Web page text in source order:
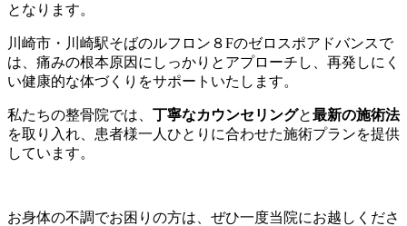
となります。
川崎市・川崎駅そばのルフロン８Fのゼロスポアドバンスで
は、痛みの根本原因にしっかりとアプローチし、再発しにく
い健康的な体づくりをサポートいたします。
私たちの整骨院では、 丁寧なカウンセリングと最新の施術法
を取り入れ、患者様一人ひとりに合わせた施術プランを提供
しています。
お身体の不調でお困りの方は、ぜひ一度当院にお越しくださ